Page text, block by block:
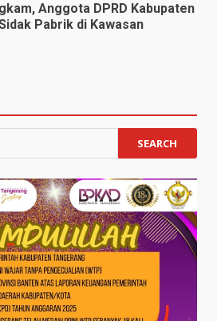
Anggota DPRD Kabupaten
Pabrik di Kawasan